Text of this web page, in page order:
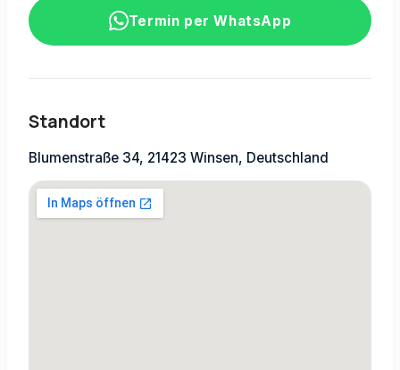
Termin per WhatsApp
Standort
Blumenstraße 34, 21423 Winsen, Deutschland